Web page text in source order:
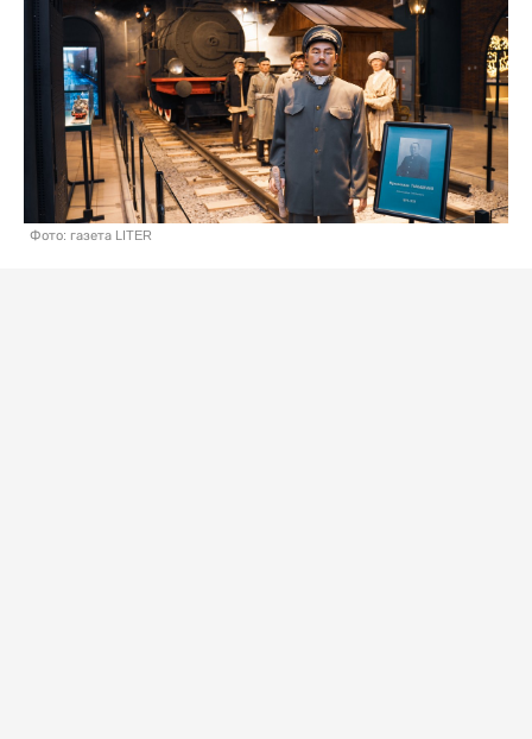
Фото: газета LITER